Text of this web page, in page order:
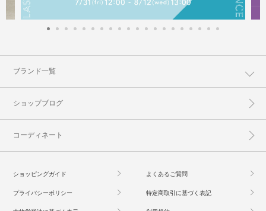
ブランド一覧
ショップブログ
コーディネート
ショッピングガイド よくあるご質問
プライバシーポリシー 特定商取引に基づく表記